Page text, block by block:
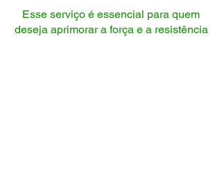
Esse serviço é essencial para quem
deseja aprimorar a força e a resistência